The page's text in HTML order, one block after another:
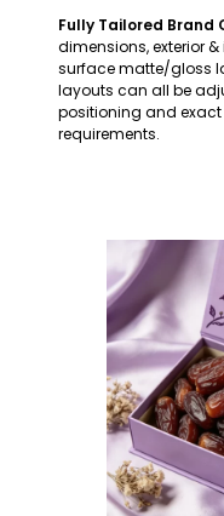
Fully Tailored Brand
dimensions, exterior
surface matte/gloss
layouts can all be
positioning and
requirements.